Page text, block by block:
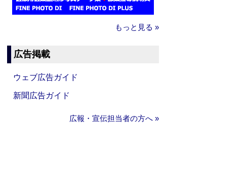
もっと見る »
広告掲載
ウェブ広告ガイド
新聞広告ガイド
広報・宣伝担当者の方へ »